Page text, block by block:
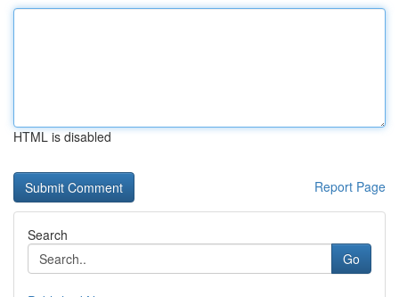
HTML is disabled
Report Page
Search
Go